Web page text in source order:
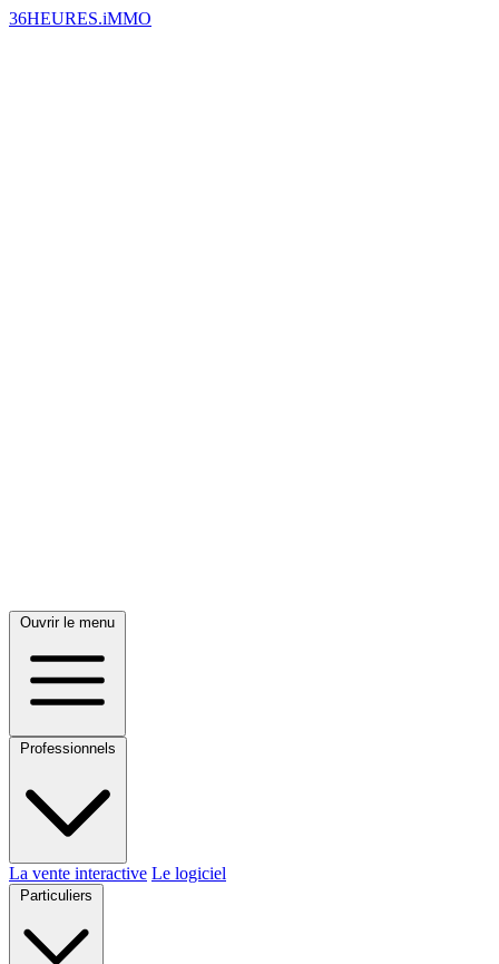
36HEURES.iMMO
Ouvrir le menu
Professionnels
La vente interactive Le logiciel
Particuliers